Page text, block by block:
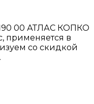
00 АТЛАС КОПКО
применяется в
со скидкой